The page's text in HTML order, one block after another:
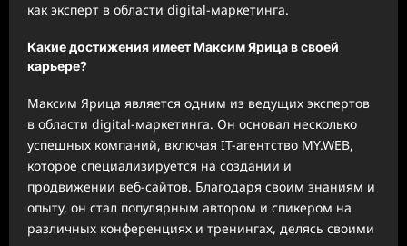
как эксперт в области digital-маркетинга.
Какие достижения имеет Максим Ярица в своей
карьере?
Максим Ярица является одним из ведущих экспертов
в области digital-маркетинга. Он основал несколько
успешных компаний, включая IT-агентство MY.WEB,
которое специализируется на создании и
продвижении веб-сайтов. Благодаря своим знаниям и
опыту, он стал популярным автором и спикером на
различных конференциях и тренингах, делясь своими